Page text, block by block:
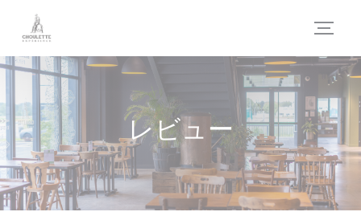
クッキー利用の管理について
レビュー